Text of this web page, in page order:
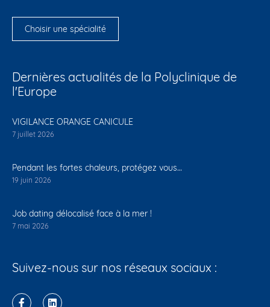
Choisir une spécialité
Dernières actualités de la Polyclinique de
l'Europe
VIGILANCE ORANGE CANICULE
7 juillet 2026
Pendant les fortes chaleurs, protégez vous…
19 juin 2026
Job dating délocalisé face à la mer !
7 mai 2026
Suivez-nous sur nos réseaux sociaux :